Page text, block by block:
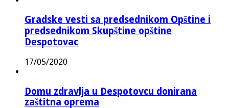
Gradske vesti sa predsednikom Opštine i
predsednikom Skupštine opštine
Despotovac
17/05/2020
Domu zdravlja u Despotovcu donirana
zaštitna oprema